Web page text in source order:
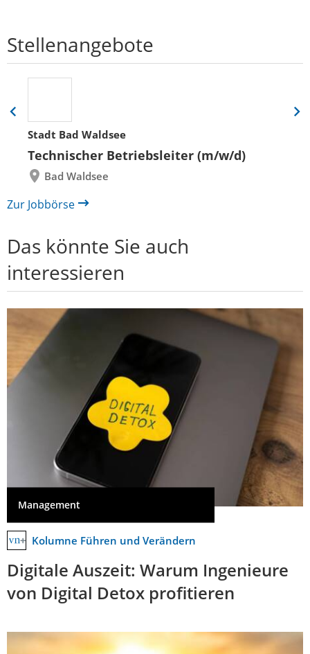
Stellenangebote
Stadt Bad Waldsee
Technischer Betriebsleiter (m/w/d)
Bad Waldsee
Folie
zurück
Eine
Zur Jobbörse
Das könnte Sie auch
interessieren
Management
Kolumne Führen und Verändern
Digitale Auszeit: Warum Ingenieure
von Digital Detox profitieren